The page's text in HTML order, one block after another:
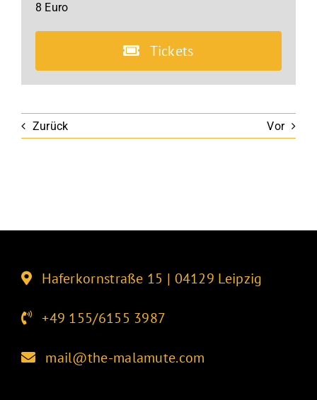
8 Euro
Tickets
Zurück Vor
Haferkornstraße 15 | 04129 Leipzig
+49 155/6155 3987
mail@the-malamute.com